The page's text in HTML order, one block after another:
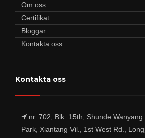
Om oss
Certifikat
Bloggar
Kontakta oss
Kontakta oss
nr. 702, Blk. 15th, Shunde
Park, Xiantang Vil., 1st West Rd.,